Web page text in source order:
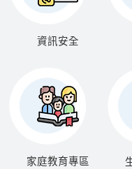
資訊安全
家庭教育專區